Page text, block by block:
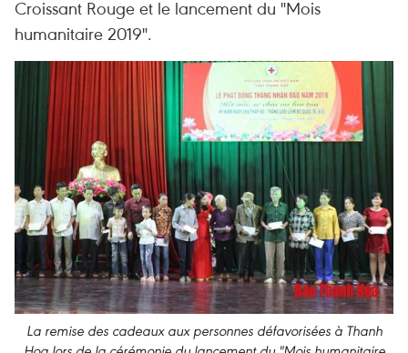
Croissant Rouge et le lancement du "Mois
humanitaire 2019".
La remise des cadeaux aux personnes défavorisées à Thanh